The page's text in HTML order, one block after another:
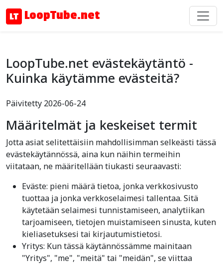
LoopTube.net
LoopTube.net evästekäytäntö -
Kuinka käytämme evästeitä?
Päivitetty 2026-06-24
Määritelmät ja keskeiset termit
Jotta asiat selitettäisiin mahdollisimman selkeästi tässä
evästekäytännössä, aina kun näihin termeihin
viitataan, ne määritellään tiukasti seuraavasti:
Eväste: pieni määrä tietoa, jonka verkkosivusto
tuottaa ja jonka verkkoselaimesi tallentaa. Sitä
käytetään selaimesi tunnistamiseen, analytiikan
tarjoamiseen, tietojen muistamiseen sinusta, kuten
kieliasetuksesi tai kirjautumistietosi.
Yritys: Kun tässä käytännössämme mainitaan
"Yritys", "me", "meitä" tai "meidän", se viittaa